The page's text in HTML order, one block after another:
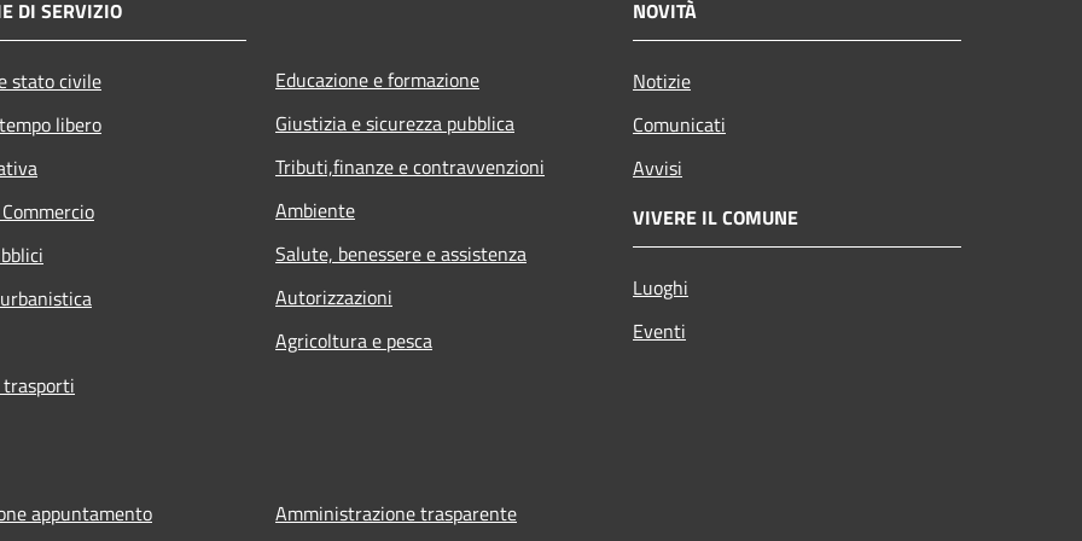
DI SERVIZIO
stato civile
libero
Educazione e formazione
Giustizia e sicurezza pubblica
Tributi,finanze e contravvenzioni
Ambiente
Salute, benessere e assistenza
Autorizzazioni
Agricoltura e pesca
NOVITÀ
Notizie
Comunicati
Avvisi
VIVERE IL COMUNE
Luoghi
Eventi
appuntamento Amministrazione trasparente